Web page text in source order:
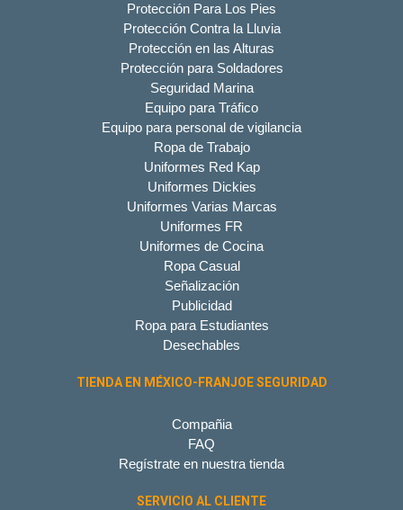
Protección Para Los Pies
Protección Contra la Lluvia
Protección en las Alturas
Protección para Soldadores
Seguridad Marina
Equipo para Tráfico
Equipo para personal de vigilancia
Ropa de Trabajo
Uniformes Red Kap
Uniformes Dickies
Uniformes Varias Marcas
Uniformes FR
Uniformes de Cocina
Ropa Casual
Señalización
Publicidad
Ropa para Estudiantes
Desechables
TIENDA EN MÉXICO-FRANJOE SEGURIDAD
Compañia
FAQ
Regístrate en nuestra tienda
SERVICIO AL CLIENTE